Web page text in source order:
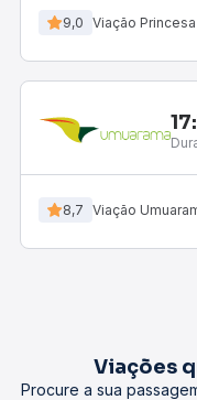
9,0 Viação
8,7 Viação
Viações
Procure a sua